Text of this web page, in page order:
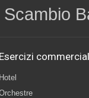
Scambio
Esercizi
Hotel